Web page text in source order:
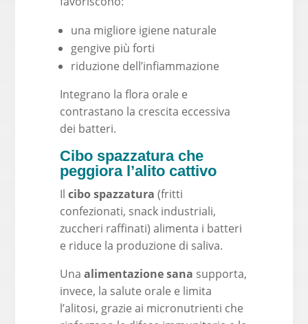
una migliore igiene naturale
gengive più forti
riduzione dell’infiammazione
Integrano la flora orale e
contrastano la crescita eccessiva
dei batteri.
Cibo spazzatura che
peggiora l’alito cattivo
Il cibo spazzatura (fritti
confezionati, snack industriali,
zuccheri raffinati) alimenta i batteri
e riduce la produzione di saliva.
Una alimentazione sana supporta,
invece, la salute orale e limita
l’alitosi, grazie ai micronutrienti che